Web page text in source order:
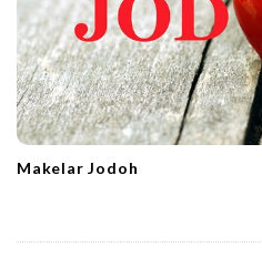
Makelar Jodoh